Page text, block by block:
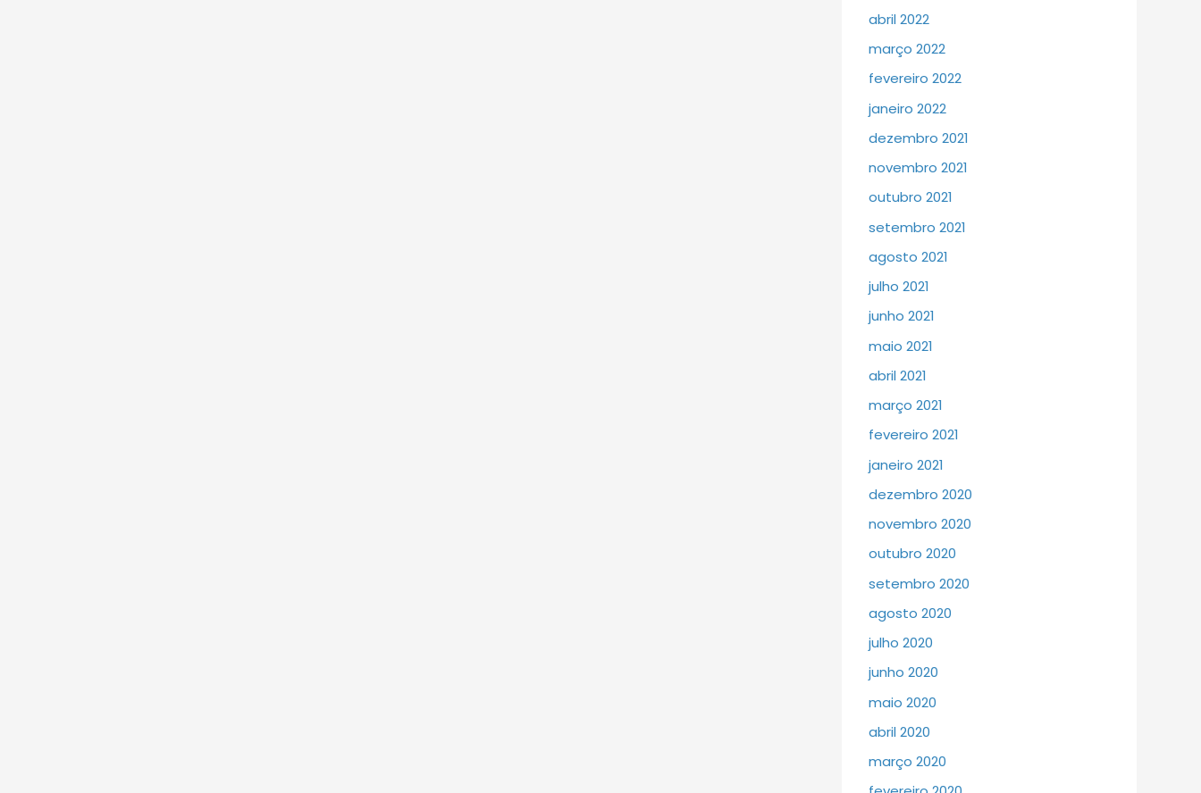
abril 2022
março 2022
fevereiro 2022
janeiro 2022
dezembro 2021
novembro 2021
outubro 2021
setembro 2021
agosto 2021
julho 2021
junho 2021
maio 2021
abril 2021
março 2021
fevereiro 2021
janeiro 2021
dezembro 2020
novembro 2020
outubro 2020
setembro 2020
agosto 2020
julho 2020
junho 2020
maio 2020
abril 2020
março 2020